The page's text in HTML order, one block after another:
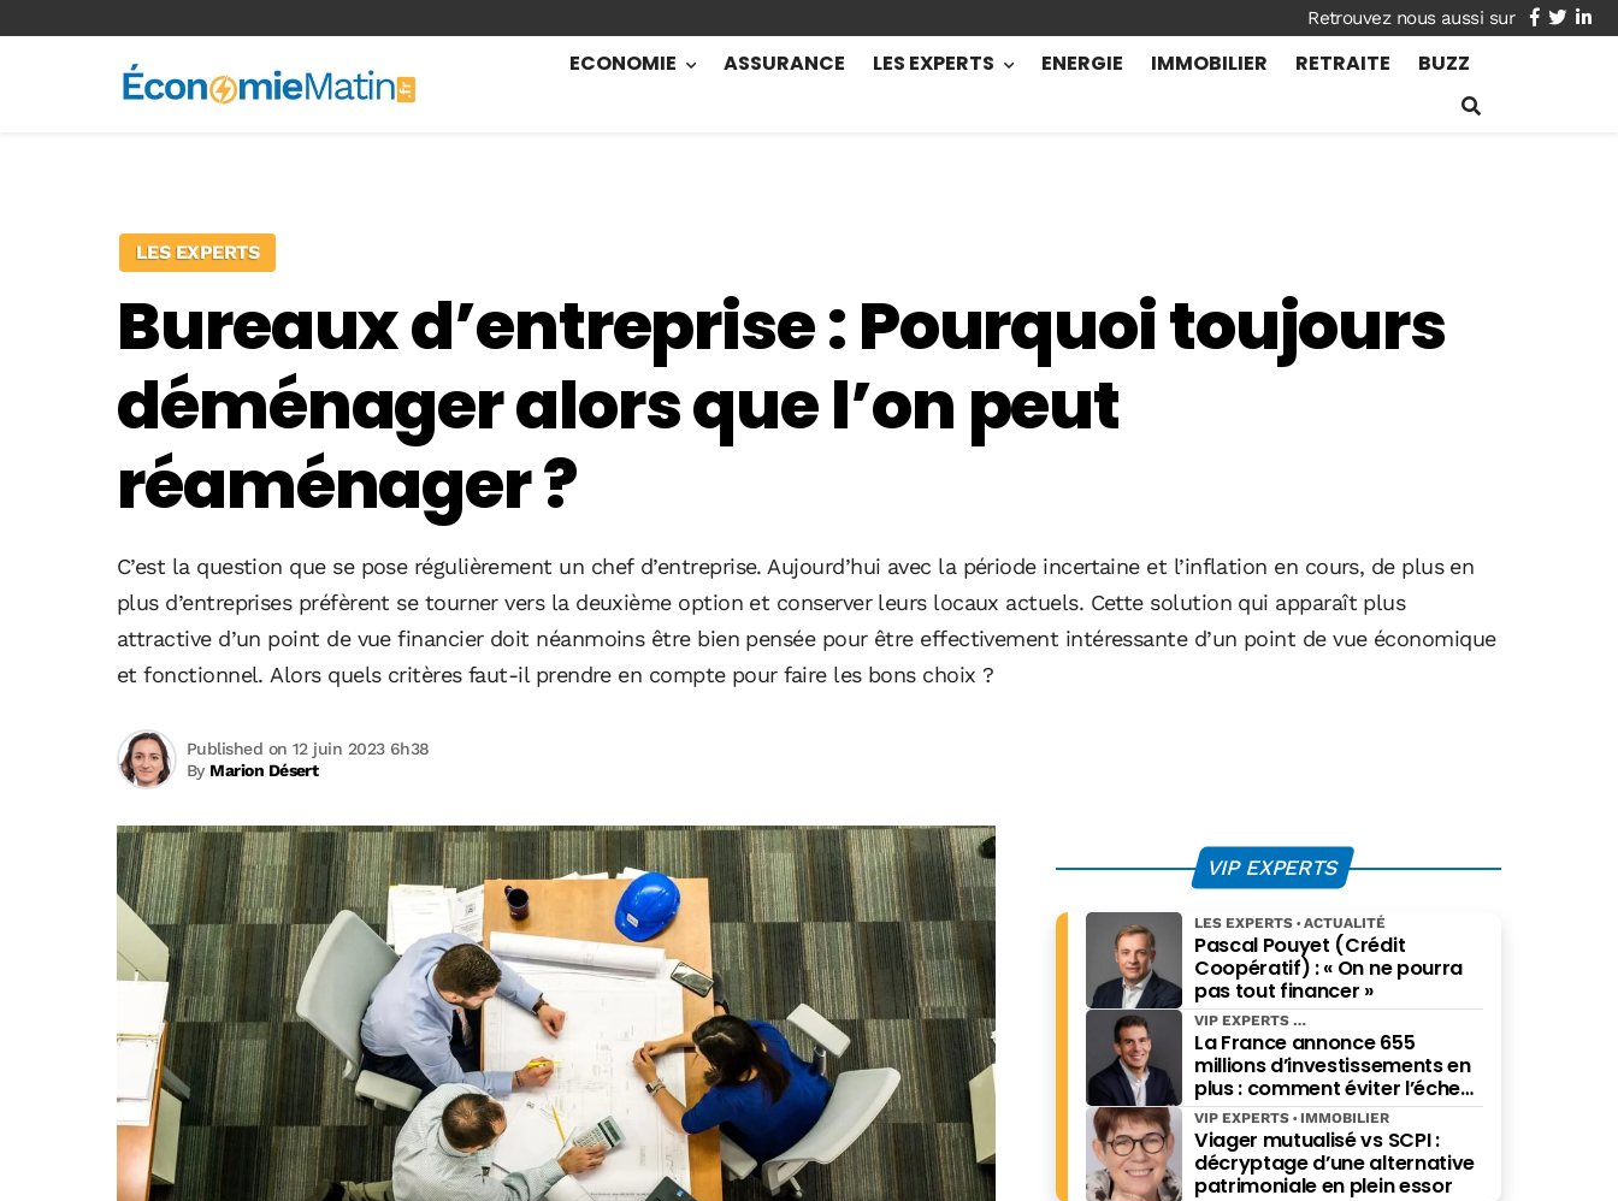
facebook
twitter
ECONOMIE ASSURANCE LES EXPERTS ENERGIE IMMOBILIER RETRAITE BUZZ
LES EXPERTS
Bureaux d’entreprise : Pourquoi toujours
déménager alors que l’on peut
réaménager ?
C’est la question que se pose régulièrement un chef d’entreprise. Aujourd’hui avec la période incertaine et l’inflation en cours, de plus en
plus d’entreprises préfèrent se tourner vers la deuxième option et conserver leurs locaux actuels. Cette solution qui apparaît plus
attractive d’un point de vue financier doit néanmoins être bien pensée pour être effectivement intéressante d’un point de vue économique
et fonctionnel. Alors quels critères faut-il prendre en compte pour faire les bons choix ?
By Marion Désert
Published on 12 juin 2023 6h38
VIP EXPERTS
Pascal Pouyet (Crédit
Coopératif) : « On ne pourra
pas tout financer »
LES EXPERTS ACTUALITÉ
La France annonce 655
millions d’investissements en
plus : comment éviter l’échec
des projets à grande échelle ?
VIP EXPERTS
Viager mutualisé vs SCPI :
décryptage d’une alternative
patrimoniale en plein essor
VIP EXPERTS IMMOBILIER